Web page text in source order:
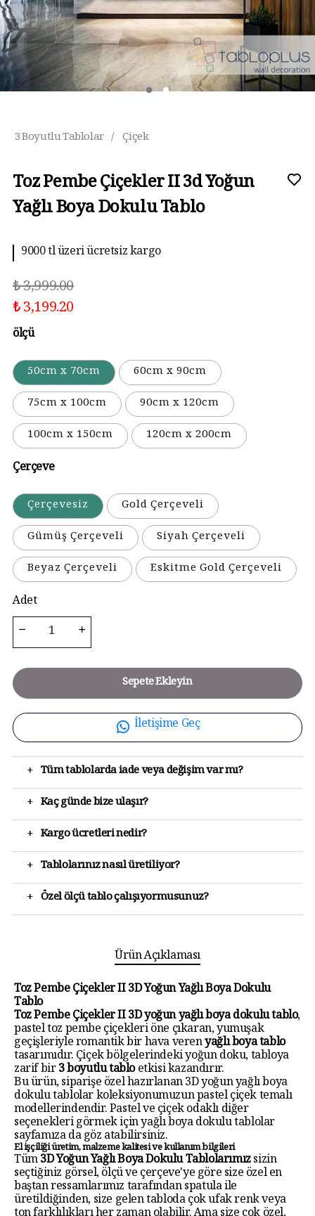
3 Boyutlu Tablolar / Çiçek
Toz Pembe Çiçekler II 3d Yoğun
Yağlı Boya Dokulu Tablo
10 aya kadar taksit imkanı
₺ 3,999.00
₺ 3,199.20
ölçü
50cm x 70cm
60cm x 90cm
75cm x 100cm
90cm x 120cm
100cm x 150cm
120cm x 200cm
Çerçeve
Çerçevesiz
Gold Çerçeveli
Gümüş Çerçeveli
Siyah Çerçeveli
Beyaz Çerçeveli
Eskitme Gold Çerçeveli
Adet
Sepete Ekleyin
İletişime Geç
+ Tüm tablolarda iade veya değişim var mı?
+ Kaç günde bize ulaşır?
+ Kargo ücretleri nedir?
+ Tablolarınız nasıl üretiliyor?
+ Özel ölçü tablo çalışıyormusunuz?
Ürün Açıklaması
Toz Pembe Çiçekler II 3D Yoğun Yağlı Boya Dokulu
Tablo
Toz Pembe Çiçekler II 3D yoğun yağlı boya dokulu tablo,
pastel toz pembe çiçekleri öne çıkaran, yumuşak
geçişleriyle romantik bir hava verenyağlı boya tablo
tasarımıdır. Çiçek bölgelerindeki yoğun doku, tabloya
zarif bir3 boyutlu tabloetkisi kazandırır.
Bu ürün, siparişe özel hazırlanan3D yoğun yağlı boya
dokulu tablolarkoleksiyonumuzun pastel çiçek temalı
modellerindendir. Pastel ve çiçek odaklı diğer
seçenekleri görmek içinyağlı boya dokulu tablolar
sayfamıza da göz atabilirsiniz.
El işçiliği üretim, malzeme kalitesi ve kullanım bilgileri
Tüm3D Yoğun Yağlı Boya Dokulu Tablolarımızsizin
seçtiğiniz görsel, ölçü ve çerçeve'ye göre size özel en
baştan ressamlarımız tarafından spatula ile
üretildiğinden, size gelen tabloda çok ufak renk veya